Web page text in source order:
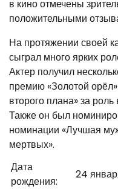
в кино отмечены
положительными
На протяжении своей
сыграл много ярких
Актер получил
премию «Золотой
второго плана» за
Также он был
номинации «Лучшая
мертвых».
Дата
рождения:
24